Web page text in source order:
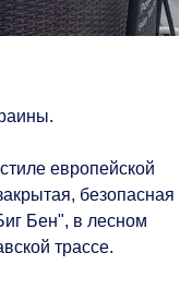
европейской
безопасная
Бен", в лесном
трассе.